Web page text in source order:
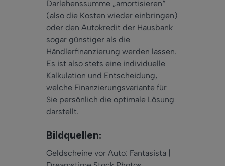
Darlehenssumme „amortisieren“
(also die Kosten wieder einbringen)
oder den Autokredit der Hausbank
sogar günstiger als die
Händlerfinanzierung werden lassen.
Es ist also stets eine individuelle
Kalkulation und Entscheidung,
welche Finanzierungsvariante für
Sie persönlich die optimale Lösung
darstellt.
Bildquellen:
Geldscheine vor Auto: Fantasista |